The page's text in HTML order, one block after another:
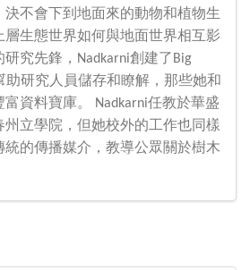
不會下到地面來的動物和植物生
層生態世界如何與地面世界相互影
究先鋒，Nadkarni創建了Big
助研究人員儲存和瞭解，那些她和
資料寶庫。 Nadkarni任教於華盛
立學院，但她校外的工作也同樣
統的傳播媒介，教導公眾關於樹木